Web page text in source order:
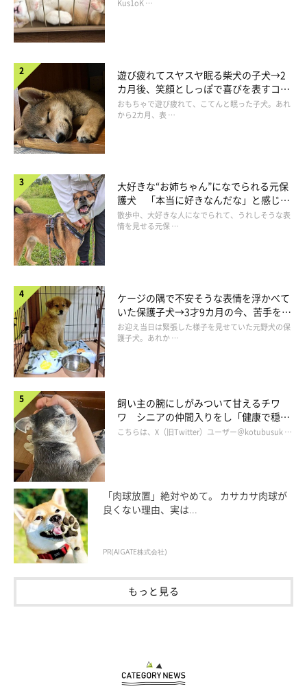
長！
Kus1oK …
遊び疲れてスヤスヤ眠る柴犬の子犬→2
カ月後、笑顔としっぽで喜びを表すコに
成長！
おもちゃで遊び疲れて、こてんと眠った子犬。あれ
から2カ月、表 …
大好きな“お姉ちゃん”になでられる元保
護犬 「本当に好きなんだな」と感じる
表情にほっこり
散歩中、大好きな人になでられて、うれしそうな表
情を見せる元保 …
ケージの隅で不安そうな表情を浮かべて
いた保護子犬→3才9カ月の今、苦手を克
服し頼もしいコに成長！
お迎え当日は緊張した様子を見せていた元野犬の保
護子犬。あれか …
飼い主の腕にしがみついて甘えるチワ
ワ シニアの仲間入りをし「健康で穏や
かな暮らしが続いてほしい」と願う
こちらは、X（旧Twitter）ユーザー＠kotubusuk …
「肉球放置」絶対やめて。 カサカサ肉球が
良くない理由、実は...
PR(AIGATE株式会社)
もっと見る